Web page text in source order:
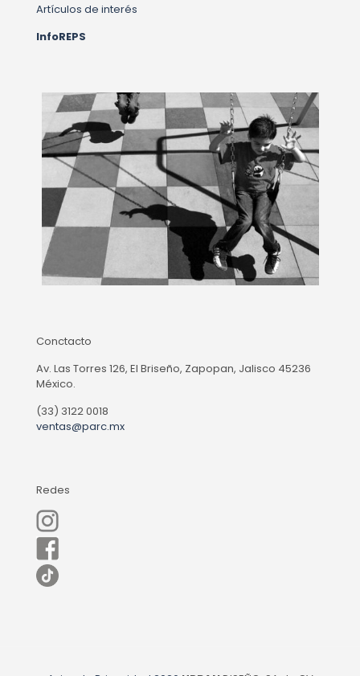
Artículos de interés
InfoREPS
Conctacto
Av. Las Torres 126, El Briseño, Zapopan, Jalisco 45236
México.
(33) 3122 0018
ventas@parc.mx
Redes